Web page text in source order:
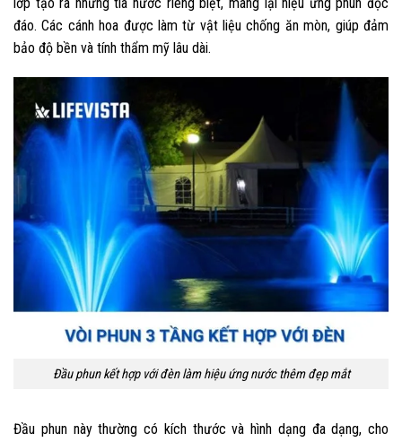
đáo. Các cánh hoa được làm từ vật liệu chống ăn mòn, giúp đảm
bảo độ bền và tính thẩm mỹ lâu dài.
Đầu phun kết hợp với đèn làm hiệu ứng nước thêm đẹp mắt
Đầu phun này thường có kích thước và hình dạng đa dạng, cho